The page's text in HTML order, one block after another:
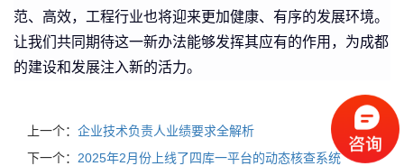
范、高效，工程行业也将迎来更加健康、有序的发展环境。
让我们共同期待这一新办法能够发挥其应有的作用，为成都
的建设和发展注入新的活力。
上一个： 企业技术负责人业绩要求全解析
下一个： 2025年2月份上线了四库一平台的动态核查系统